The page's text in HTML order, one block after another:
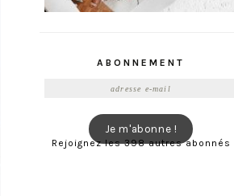
ABONNEMENT
Je m'abonne !
Rejoignez les 398 autres abonnés